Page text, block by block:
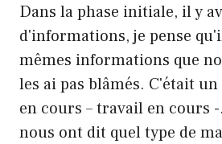
Dans la phase initiale, il y
d'informations, je pense
mêmes informations que
les ai pas blâmés. C'était
en cours – travail en cours
nous ont dit quel type de